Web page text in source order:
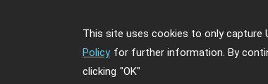
This site uses cookies to only capture
Policy for further information. By
clicking "OK"